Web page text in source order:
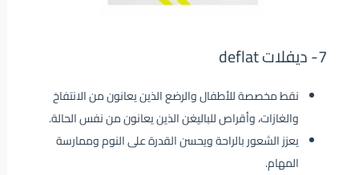
7- ديفلات deflat
نقط مخصصة للأطفال والرضع الذين يعانون من الانتفاخ
والغازات، وأقراص للباليغن الذين يعانون من نفس الحالة.
يعزز الشعور بالراحة ويحسن القدرة على النوم وممارسة
المهام.